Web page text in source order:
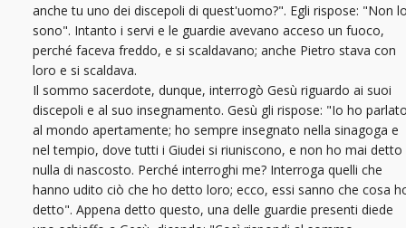
anche tu uno dei discepoli di quest'uomo?". Egli rispose: "Non
sono". Intanto i servi e le guardie avevano acceso un fuoco,
perché faceva freddo, e si scaldavano; anche Pietro stava con
loro e si scaldava.
Il sommo sacerdote, dunque, interrogò Gesù riguardo ai suoi
discepoli e al suo insegnamento. Gesù gli rispose: "Io ho
al mondo apertamente; ho sempre insegnato nella sinagoga e
nel tempio, dove tutti i Giudei si riuniscono, e non ho mai detto
nulla di nascosto. Perché interroghi me? Interroga quelli che
hanno udito ciò che ho detto loro; ecco, essi sanno che cosa
detto". Appena detto questo, una delle guardie presenti diede